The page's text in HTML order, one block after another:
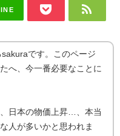
です。このページ
へ、今一番必要なことに
日本の物価上昇…、本当
人が多いかと思われま